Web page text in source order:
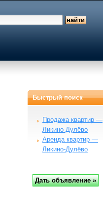
Быстрый поиск
Продажа квартир —
Ликино-Дулёво
Аренда квартир —
Ликино-Дулёво